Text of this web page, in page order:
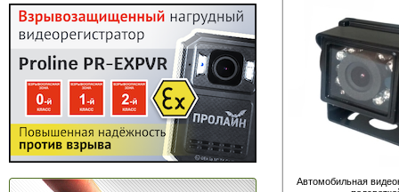
Автомобильная